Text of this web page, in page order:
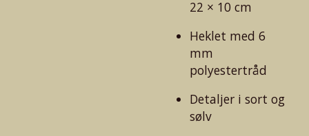
22 × 10 cm
Heklet med 6
mm
polyestertråd
Detaljer i sort og
sølv